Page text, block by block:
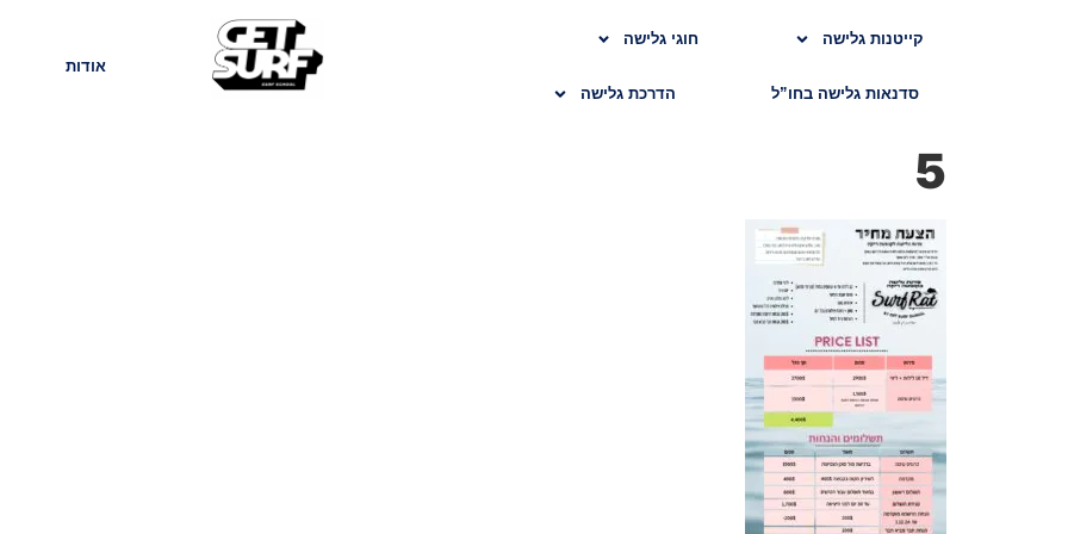
קייטנות גלישה חוגי גלישה
סדנאות גלישה בחו”ל הדרכת גלישה
בלוג אודות
5